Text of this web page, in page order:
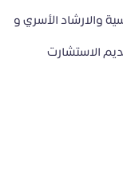
والارشاد الأسري و
الاستشارت